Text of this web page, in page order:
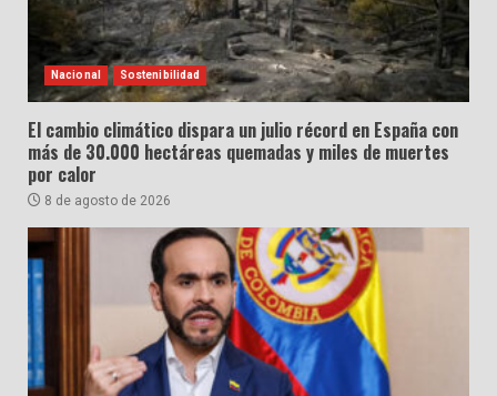
Nacional Sostenibilidad
El cambio climático dispara un julio récord en España con
más de 30.000 hectáreas quemadas y miles de muertes
por calor
8 de agosto de 2026